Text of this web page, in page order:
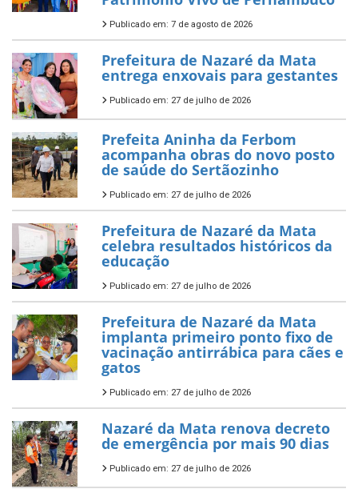
Publicado em: 7 de agosto de 2026
Prefeitura de Nazaré da Mata
entrega enxovais para gestantes
Publicado em: 27 de julho de 2026
Prefeita Aninha da Ferbom
acompanha obras do novo posto
de saúde do Sertãozinho
Publicado em: 27 de julho de 2026
Prefeitura de Nazaré da Mata
celebra resultados históricos da
educação
Publicado em: 27 de julho de 2026
Prefeitura de Nazaré da Mata
implanta primeiro ponto fixo de
vacinação antirrábica para cães e
gatos
Publicado em: 27 de julho de 2026
Nazaré da Mata renova decreto
de emergência por mais 90 dias
Publicado em: 27 de julho de 2026